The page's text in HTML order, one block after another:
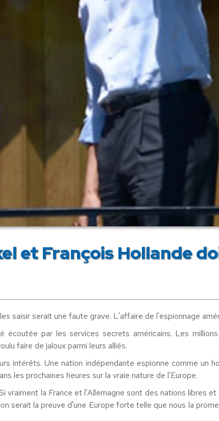
et François Hollande
saisir serait une faute grave. L'affaire de l'espionnage
par les services secrets américains. Les
faire de jaloux parmi leurs alliés.
intérêts. Une nation indépendante espionne comme un
les prochaines heures sur la vraie nature de l'Europe.
vraiment la France et l'Allemagne sont des nations libres
serait la preuve d'une Europe forte telle que nous la